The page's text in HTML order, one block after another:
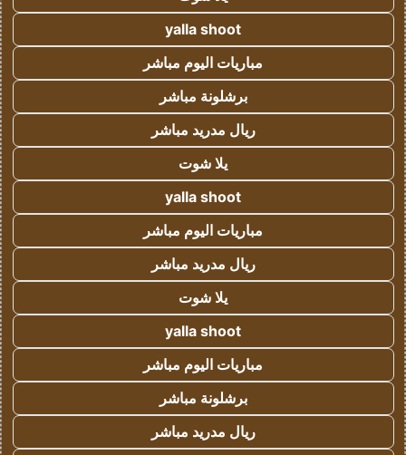
yalla shoot
مباريات اليوم مباشر
برشلونة مباشر
ريال مدريد مباشر
يلا شوت
yalla shoot
مباريات اليوم مباشر
ريال مدريد مباشر
يلا شوت
yalla shoot
مباريات اليوم مباشر
برشلونة مباشر
ريال مدريد مباشر